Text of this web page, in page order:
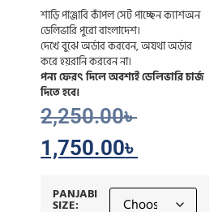
শাড়ি পাঞ্জাবি কাঁপল সেট পাচ্ছেন ক্যাশঅন
ডেলিভারি পুরো বাংলাদেশ।
দেখে বুঝে অর্ডার করবেন, অযথা অর্ডার
করে হয়রানি করবেন না।
পন্য ফেরৎ দিলে অবশ্যই ডেলিভারি চার্জ
দিতে হবে।
2,250.00৳
1,750.00৳
PANJABI
SIZE: